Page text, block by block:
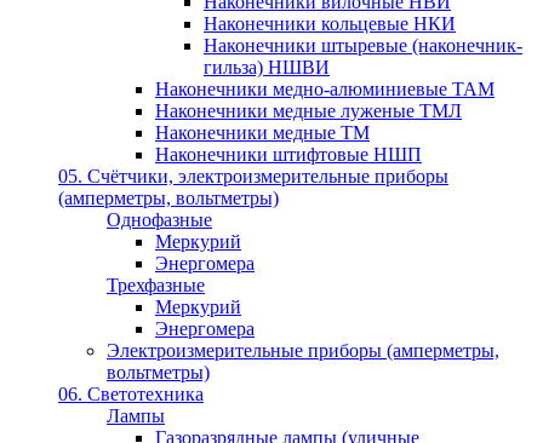
Наконечники кольцевые НКИ
Наконечники штыревые (наконечник-
гильза) НШВИ
Наконечники медно-алюминиевые ТАМ
Наконечники медные луженые ТМЛ
Наконечники медные ТМ
Наконечники штифтовые НШП
05. Счётчики, электроизмерительные приборы
(амперметры, вольтметры)
Однофазные
Меркурий
Энергомера
Трехфазные
Меркурий
Энергомера
Электроизмерительные приборы (амперметры,
вольтметры)
06. Светотехника
Лампы
Газоразрядные лампы (уличные